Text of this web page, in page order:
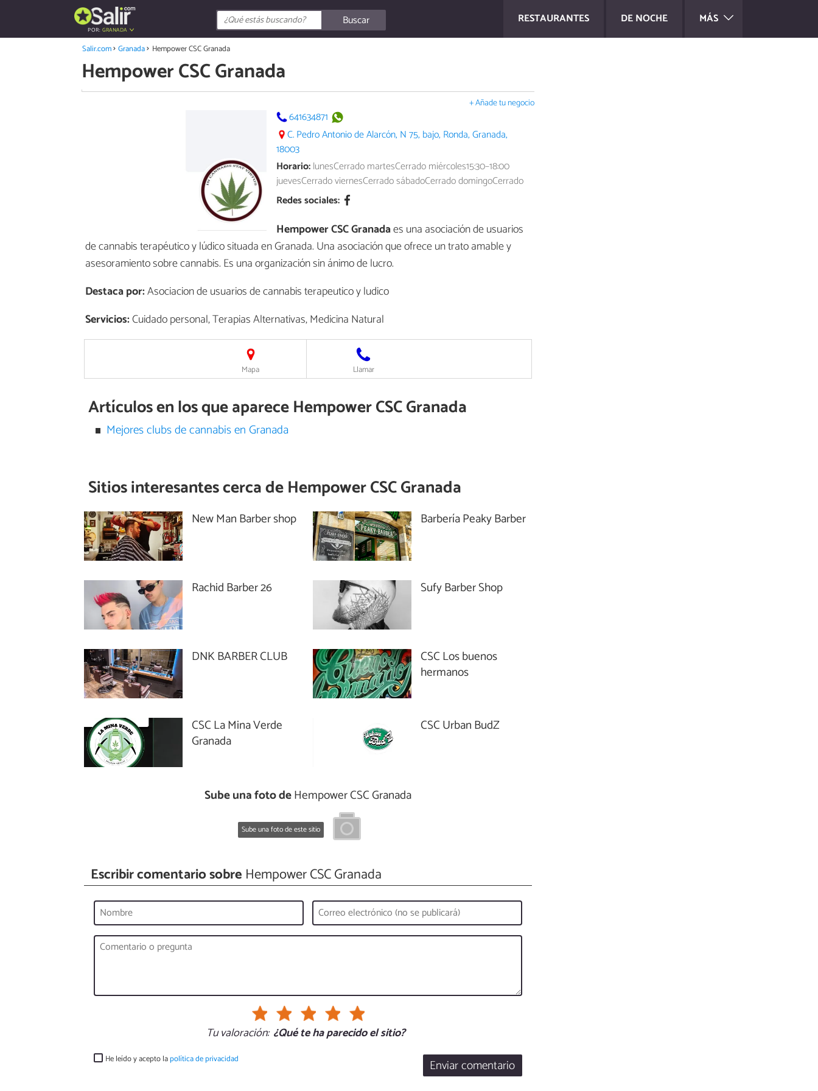
RESTAURANTES DE NOCHE MÁS
POR: GRANADA
Buscar
Salir.com Granada Hempower CSC Granada
Hempower CSC Granada
+ Añade tu negocio
641634871
C. Pedro Antonio de Alarcón, N 75, bajo, Ronda, Granada,
18003
Horario:lunesCerrado martesCerrado miércoles15:30–18:00
juevesCerrado viernesCerrado sábadoCerrado domingoCerrado
Redes sociales:
Hempower CSC Granadaes una asociación de usuarios
de cannabis terapéutico y lúdico situada en Granada. Una asociación que ofrece un trato amable y
asesoramiento sobre cannabis. Es una organización sin ánimo de lucro.
Destaca por:Asociacion de usuarios de cannabis terapeutico y ludico
Servicios:Cuidado personal, Terapias Alternativas, Medicina Natural
Mapa Llamar
Artículos en los que aparece Hempower CSC Granada
Mejores clubs de cannabis en Granada
Sitios interesantes cerca deHempower CSC Granada
New Man Barber shop Barbería Peaky Barber
Rachid Barber 26 Sufy Barber Shop
DNK BARBER CLUB
CSC Los buenos
hermanos
CSC La Mina Verde
Granada
CSC Urban BudZ
Sube una foto deHempower CSC Granada
Sube una foto de este sitio
Escribir comentario sobre Hempower CSC Granada
Tu valoración: ¿Qué te ha parecido el sitio?
Enviar comentario
He leído y acepto lapolítica de privacidad